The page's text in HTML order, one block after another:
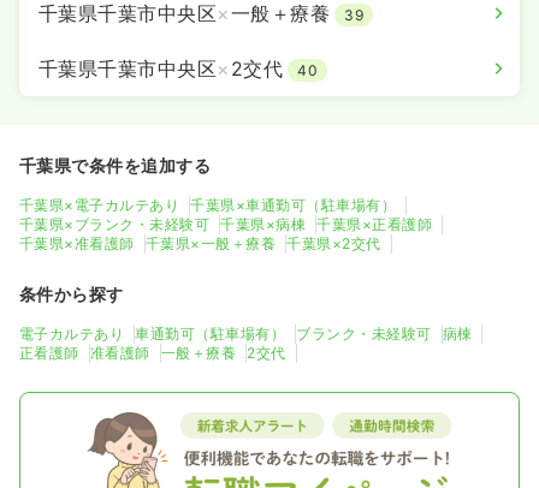
千葉県千葉市中央区×一般＋療養 39
千葉県千葉市中央区× 2交代 40
千葉県で条件を追加する
千葉県×電子カルテあり
千葉県×車通勤可（駐車場有）
千葉県×ブランク・未経験可
千葉県×病棟
千葉県×正看護師
千葉県×准看護師
千葉県×一般＋療養 千葉県×2交代
条件から探す
電子カルテあり 車通勤可（駐車場有） ブランク・未経験可
病棟
正看護師
准看護師 一般＋療養 2交代